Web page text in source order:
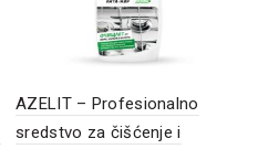
proizvoda.
AZELIT – Profesionalno
sredstvo za čišćenje i